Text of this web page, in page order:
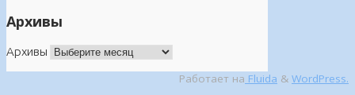
Архивы
Архивы
Работает на Fluida & WordPress.